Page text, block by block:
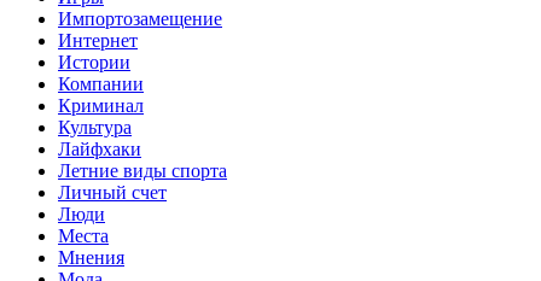
Импортозамещение
Интернет
Истории
Компании
Криминал
Культура
Лайфхаки
Летние виды спорта
Личный счет
Люди
Места
Мнения